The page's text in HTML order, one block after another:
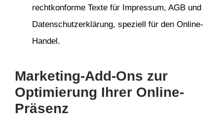
rechtkonforme Texte für Impressum, AGB und
Datenschutzerklärung, speziell für den Online-
Handel.
Marketing-Add-Ons zur
Optimierung Ihrer Online-
Präsenz